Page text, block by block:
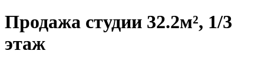
Продажа студии 32.2м², 1/3
этаж